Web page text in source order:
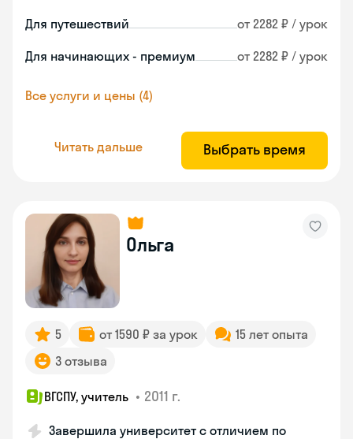
Для путешествий от 2282 ₽ / урок
Для начинающих - премиум от 2282 ₽ / урок
Все услуги и цены (4)
Читать дальше Выбрать время
Ольга
5 от 1590 ₽ за урок
15 лет опыта
3 отзыва
ВГСПУ, учитель • 2011 г.
Завершила университет с отличием по